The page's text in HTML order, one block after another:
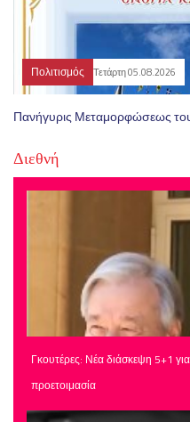
Πολιτισμός Τετάρτη 05.08.2026
Πανήγυρις Μεταμορφώσεως
Διεθνή
Γκουτέρες: Νέα διάσκεψη 5+1
προετοιμασία